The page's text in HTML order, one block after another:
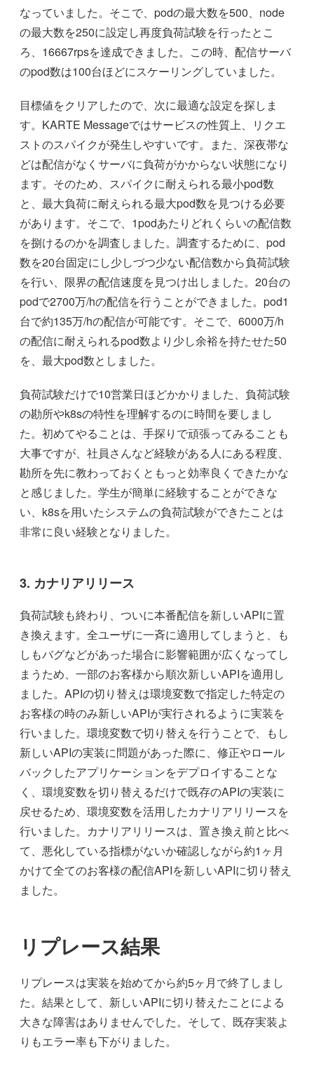
なっていました。そこで、podの最大数を500、node
の最大数を250に設定し再度負荷試験を行ったとこ
ろ、16667rpsを達成できました。この時、配信サーバ
のpod数は100台ほどにスケーリングしていました。
目標値をクリアしたので、次に最適な設定を探しま
す。KARTE Messageではサービスの性質上、リクエ
ストのスパイクが発生しやすいです。また、深夜帯な
どは配信がなくサーバに負荷がかからない状態になり
ます。そのため、スパイクに耐えられる最小pod数
と、最大負荷に耐えられる最大pod数を見つける必要
があります。そこで、1podあたりどれくらいの配信数
を捌けるのかを調査しました。調査するために、pod
数を20台固定にし少しづつ少ない配信数から負荷試験
を行い、限界の配信速度を見つけ出しました。20台の
podで2700万/hの配信を行うことができました。pod1
台で約135万/hの配信が可能です。そこで、6000万/h
の配信に耐えられるpod数より少し余裕を持たせた50
を、最大pod数としました。
負荷試験だけで10営業日ほどかかりました、負荷試験
の勘所やk8sの特性を理解するのに時間を要しまし
た。初めてやることは、手探りで頑張ってみることも
大事ですが、社員さんなど経験がある人にある程度、
勘所を先に教わっておくともっと効率良くできたかな
と感じました。学生が簡単に経験することができな
い、k8sを用いたシステムの負荷試験ができたことは
非常に良い経験となりました。
3. カナリアリリース
負荷試験も終わり、ついに本番配信を新しいAPIに置
き換えます。全ユーザに一斉に適用してしまうと、も
しもバグなどがあった場合に影響範囲が広くなってし
まうため、一部のお客様から順次新しいAPIを適用し
ました。APIの切り替えは環境変数で指定した特定の
お客様の時のみ新しいAPIが実行されるように実装を
行いました。環境変数で切り替えを行うことで、もし
新しいAPIの実装に問題があった際に、修正やロール
バックしたアプリケーションをデプロイすることな
く、環境変数を切り替えるだけで既存のAPIの実装に
戻せるため、環境変数を活用したカナリアリリースを
行いました。カナリアリリースは、置き換え前と比べ
て、悪化している指標がないか確認しながら約1ヶ月
かけて全てのお客様の配信APIを新しいAPIに切り替え
ました。
リプレース結果
リプレースは実装を始めてから約5ヶ月で終了しまし
た。結果として、新しいAPIに切り替えたことによる
大きな障害はありませんでした。そして、既存実装よ
りもエラー率も下がりました。